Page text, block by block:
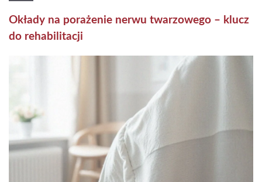
Okłady na porażenie nerwu twarzowego – klucz
do rehabilitacji